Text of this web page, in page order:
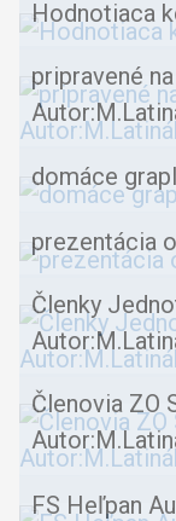
Hodnotiaca
pripravené
domáce
prezentácia
Členky
Členovia ZO
FS Heľpan